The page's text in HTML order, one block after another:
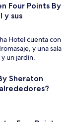
Four Points By
y sus
Hotel cuenta con
y una sala
un jardín.
Sheraton